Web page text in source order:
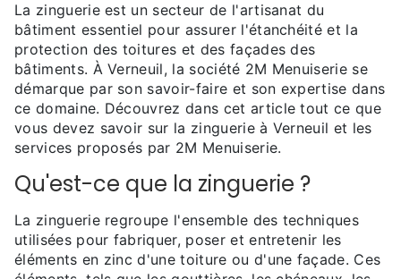
La zinguerie est un secteur de l'artisanat du
bâtiment essentiel pour assurer l'étanchéité et la
protection des toitures et des façades des
bâtiments. À Verneuil, la société 2M Menuiserie se
démarque par son savoir-faire et son expertise dans
ce domaine. Découvrez dans cet article tout ce que
vous devez savoir sur la zinguerie à Verneuil et les
services proposés par 2M Menuiserie.
Qu'est-ce que la zinguerie ?
La zinguerie regroupe l'ensemble des techniques
utilisées pour fabriquer, poser et entretenir les
éléments en zinc d'une toiture ou d'une façade. Ces